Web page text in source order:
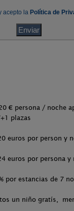
€ persona / noche
plazas
euros por person y
euros por persona y
por estancias de 7
un niño gratís,